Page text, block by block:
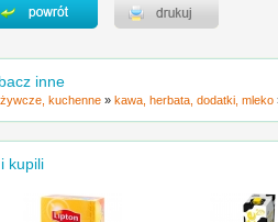
inne
kuchenne » kawa, herbata, dodatki, mleko
kupili